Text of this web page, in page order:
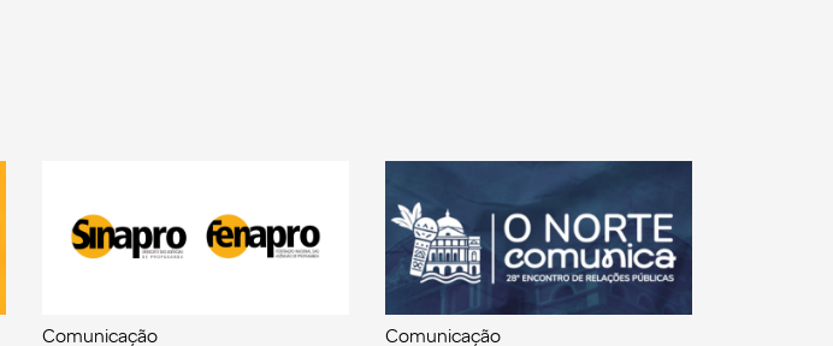
Comunicação Comunicação